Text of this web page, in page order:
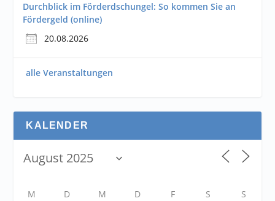
Durchblick im Förderdschungel: So kommen Sie an
Fördergeld (online)
20.08.2026
alle Veranstaltungen
KALENDER
M D M D F S S